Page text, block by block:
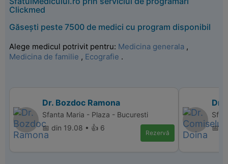
Clickmed
Găsești peste 7500 de medici cu program disponibil
Alege medicul potrivit pentru: Medicina generala ,
Medicina de familie , Ecografie .
Dr. Bozdoc Ramona
Sfanta Maria - Plaza - Bucuresti
📅 din 19.08 • 👍 6
Rezervă
Dr.
📅